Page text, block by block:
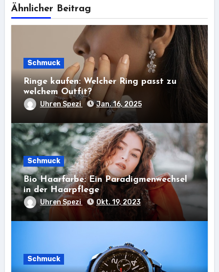
Ähnlicher Beitrag
Schmuck
Ringe kaufen: Welcher Ring passt zu
welchem Outfit?
Uhren Spezi Jan. 16, 2025
Schmuck
Bio Haarfarbe: Ein Paradigmenwechsel
in der Haarpflege
Uhren Spezi Okt. 19, 2023
Schmuck